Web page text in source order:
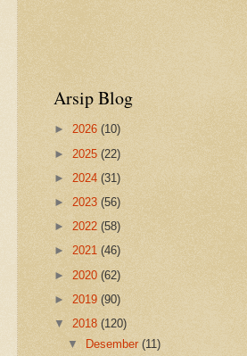
Arsip Blog
► 2026 (10)
► 2025 (22)
► 2024 (31)
► 2023 (56)
► 2022 (58)
► 2021 (46)
► 2020 (62)
► 2019 (90)
▼ 2018 (120)
▼
Desember(11)